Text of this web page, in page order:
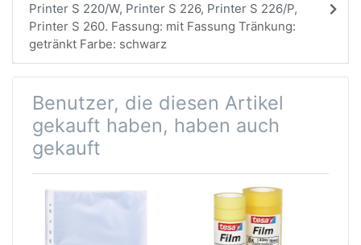
Printer S 220/W, Printer S 226, Printer S 226/P,
Printer S 260. Fassung: mit Fassung Tränkung:
getränkt Farbe: schwarz
Benutzer, die diesen Artikel
gekauft haben, haben auch
gekauft